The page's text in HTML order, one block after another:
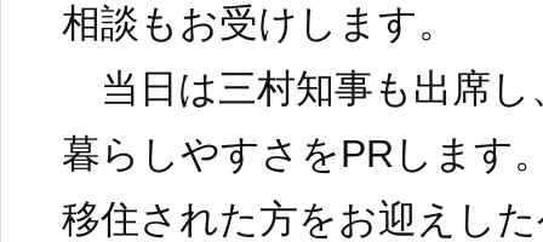
相談もお受けします。
当日は三村知事も出席し
暮らしやすさをPRします
移住された方をお迎えし